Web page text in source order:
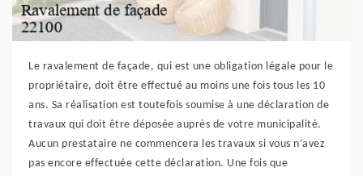
Le ravalement de façade, qui est une obligation légale pour le
propriétaire, doit être effectué au moins une fois tous les 10
ans. Sa réalisation est toutefois soumise à une déclaration de
travaux qui doit être déposée auprès de votre municipalité.
Aucun prestataire ne commencera les travaux si vous n’avez
pas encore effectuée cette déclaration. Une fois que